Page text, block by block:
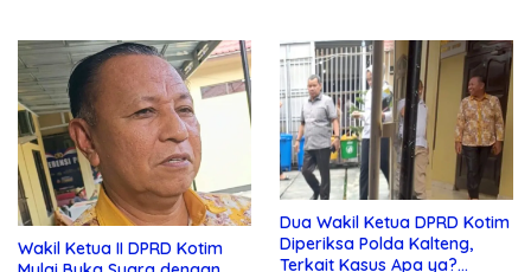
Wakil Ketua II DPRD Kotim
Dua Wakil Ketua DPRD Kotim
Diperiksa Polda Kalteng,
Terkait Kasus Apa ya?…